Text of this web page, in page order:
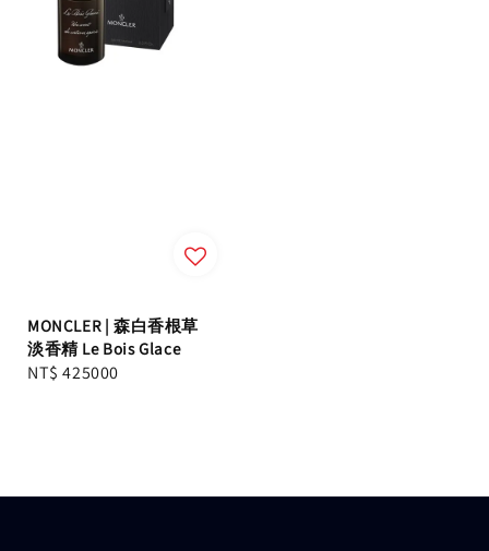
MONCLER | 森白香根草
淡香精 Le Bois Glace
Regular
NT$ 425000